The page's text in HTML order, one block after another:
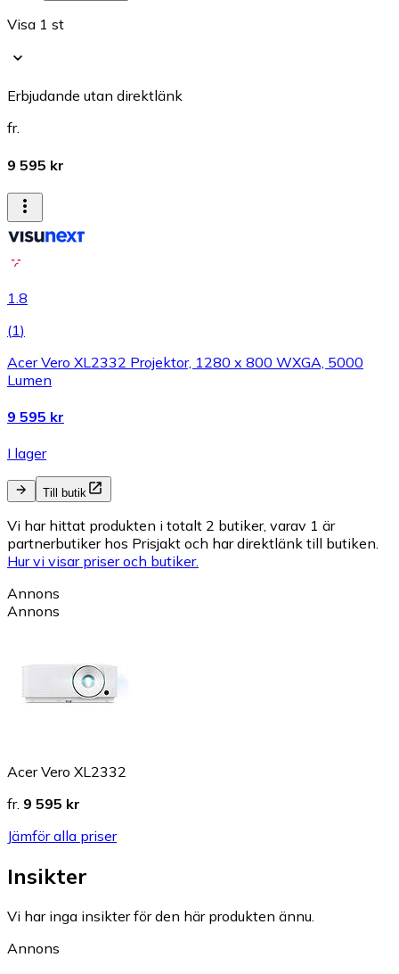
Visa 1 st
Erbjudande utan direktlänk
fr.
9 595 kr
1.8
(1)
Acer Vero XL2332 Projektor, 1280 x 800 WXGA, 5000
Lumen
9 595 kr
I lager
Till butik
Vi har hittat produkten i totalt 2 butiker, varav 1 är
partnerbutiker hos Prisjakt och har direktlänk till butiken.
Hur vi visar priser och butiker.
Annons
Annons
Acer Vero XL2332
fr. 9 595 kr
Jämför alla priser
Insikter
Vi har inga insikter för den här produkten ännu.
Annons